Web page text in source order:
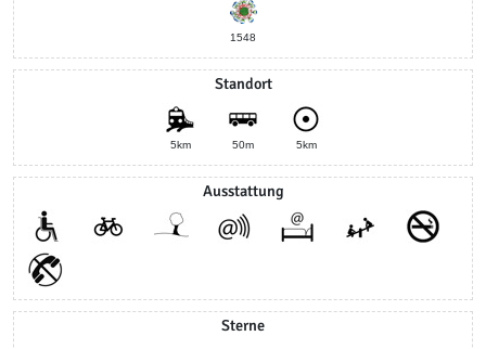
1548
Standort
5km 50m 5km
Ausstattung
Sterne